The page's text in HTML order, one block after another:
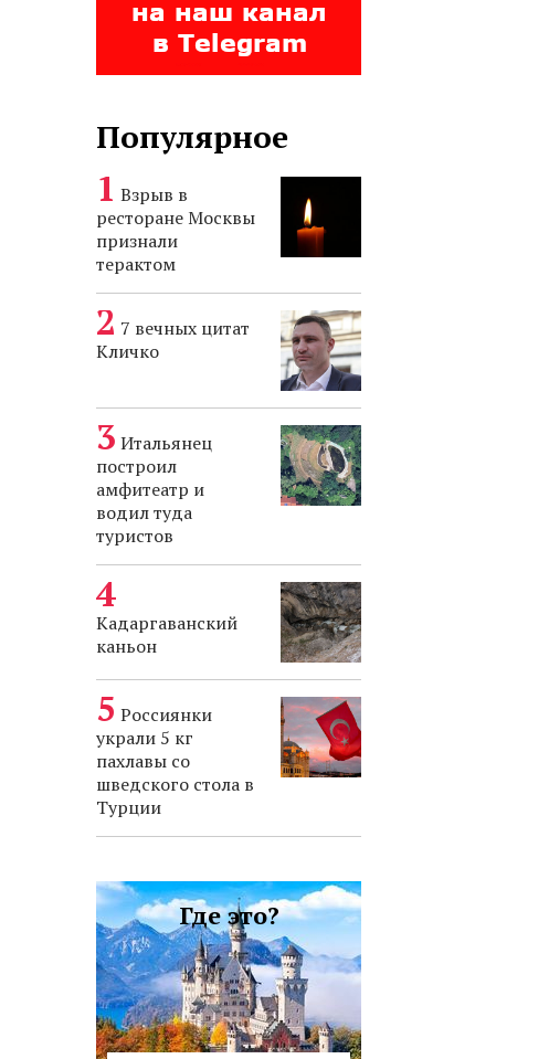
Популярное
Взрыв в
ресторане Москвы
признали
терактом
7 вечных цитат
Кличко
Итальянец
построил
амфитеатр и
водил туда
туристов
Кадаргаванский
каньон
Россиянки
украли 5 кг
пахлавы со
шведского стола в
Турции
Где это?